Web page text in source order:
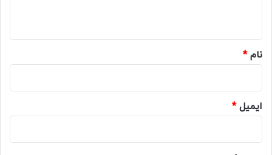
نام*
ایمیل*